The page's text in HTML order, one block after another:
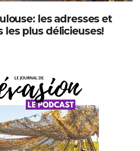
les adresses et
les plus délicieuses!